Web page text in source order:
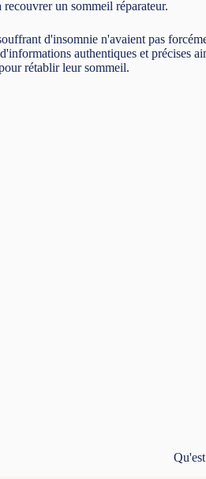
un sommeil réparateur.
d'insomnie n'avaient pas
authentiques et précises
rétablir leur sommeil.